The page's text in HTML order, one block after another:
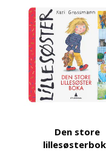
Den store